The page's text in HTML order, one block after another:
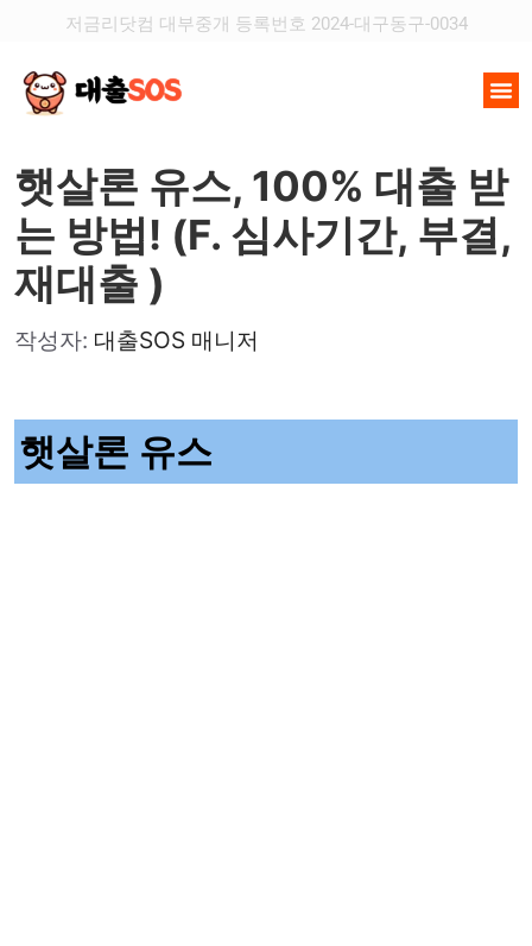
저금리닷컴 대부중개 등록번호 2024-대구동구-0034
햇살론 유스, 100% 대출 받
는 방법! (F. 심사기간, 부결,
재대출 )
작성자: 대출SOS 매니저
햇살론 유스